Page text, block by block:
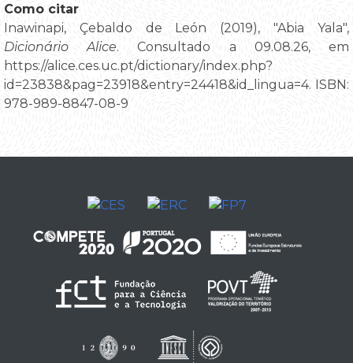
Como citar
Inawinapi, Çebaldo de León (2019), "Abia Yala",
Dicionário Alice. Consultado a 09.08.26, em
https://alice.ces.uc.pt/dictionary/index.php?
id=23838&pag=23918&entry=24418&id_lingua=4. ISBN:
978-989-8847-08-9